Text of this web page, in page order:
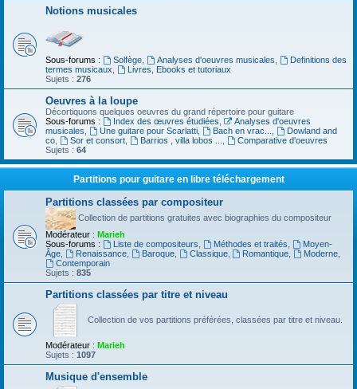
Notions musicales
Sous-forums : Solfège, Analyses d'oeuvres musicales
Definitions des
termes musicaux
Livres, Ebooks et tutoriaux
Sujets : 276
Oeuvres à la loupe
Décortiquons quelques oeuvres du grand répertoire pour guitare
Sous-forums :
Index des œuvres étudiées
Analyses d'oeuvres
musicales
Une guitare pour Scarlatti, Bach en vrac...
Dowland and
co
Sor et consort, Barrios , villa lobos ...
Comparative d'oeuvres
Sujets : 64
Partitions pour guitare en libre téléchargement
Partitions classées par compositeur
Collection de partitions gratuites avec biographies du compositeur
Modérateur : Marieh
Sous-forums :
Liste de compositeurs Méthodes et traités
Moyen-
Âge
Renaissance, Baroque, Classique, Romantique Moderne
Contemporain
Sujets : 835
Partitions classées par titre et niveau
Collection de vos partitions préférées, classées par titre et niveau.
Modérateur : Marieh
Sujets : 1097
Musique d'ensemble